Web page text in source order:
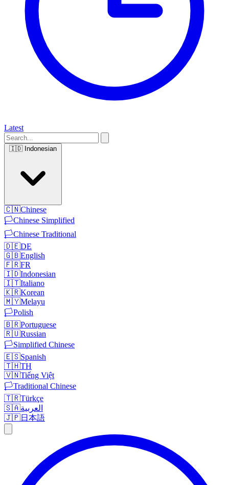
Latest
🇮🇩 Indonesian
🇨🇳Chinese
🏳️Chinese Simplified
🏳️Chinese Traditional
🇩🇪DE
🇬🇧English
🇫🇷FR
🇮🇩Indonesian
🇮🇹Italiano
🇰🇷Korean
🇲🇾Melayu
🏳️Polish
🇧🇷Portuguese
🇷🇺Russian
🏳️Simplified Chinese
🇪🇸Spanish
🇹🇭TH
🇻🇳Tiếng Việt
🏳️Traditional Chinese
🇹🇷Türkçe
🇸🇦العربية
🇯🇵日本語